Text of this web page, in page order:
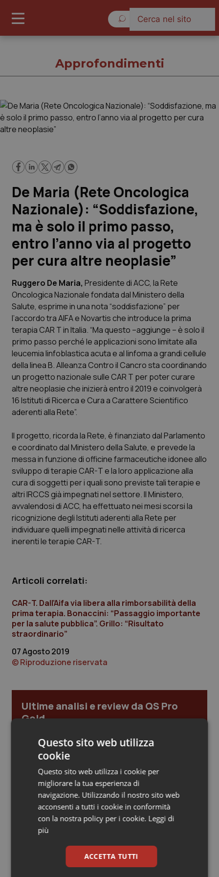
Governo e Parlamento
Regioni e Asl
Lavoro e Professioni
Scienza e Farmaci
Studi e Analisi
Lettere al direttore
Edizioni Regionali
QS Pro
Professionisti Sanitari.AI
Abruzzo
Calabria
Campania
Emilia-Romagna
Friuli Venezia Giulia
Lazio
Lombardia
Marche
Molise
Provincia Autonoma di Bolzano
Puglia
Sardegna
Toscana
QS Pro Gold
Asma & BPCO
Car-T
Colesterolo & coronaropatie
Dermatite Atopica
Diabete & glucometri
Dolore
Donna & Salute
Epatiti
Infezioni & Febbre
Malattie rare
Malattia di Crohn & Rettocolite Ulcerosa
Neuroscienze & patologie neurodegenerative
Obesità
QS Club Newsletter
Approfondimenti
De Maria (Rete Oncologica
Nazionale): “Soddisfazione,
ma è solo il primo passo,
entro l’anno via al progetto
per cura altre neoplasie”
Ruggero De Maria, Presidente di ACC, la Rete
Oncologica Nazionale fondata dal Ministero della
Salute, esprime in una nota “soddisfazione” per
l’accordo tra AIFA e Novartis che introduce la prima
terapia CAR T in Italia. “Ma questo –aggiunge – è solo il
primo passo perché le applicazioni sono limitate alla
leucemia linfoblastica acuta e al linfoma a grandi cellule
della linea B. Alleanza Contro il Cancro sta coordinando
un progetto nazionale sulle CAR T per poter curare
altre neoplasie che inizierà entro il 2019 e coinvolgerà
16 Istituti di Ricerca e Cura a Carattere Scientifico
aderenti alla Rete”.
Il progetto, ricorda la Rete, è finanziato dal Parlamento
e coordinato dal Ministero della Salute, e prevede la
messa in funzione di officine farmaceutiche idonee allo
sviluppo di terapie CAR-T e la loro applicazione alla
cura di soggetti per i quali sono previste tali terapie e
altri IRCCS già impegnati nel settore. Il Ministero,
avvalendosi di ACC, ha effettuato nei mesi scorsi la
ricognizione degli Istituti aderenti alla Rete per
individuare quelli impegnati nelle attività di ricerca
inerenti le terapie CAR-T.
Articoli correlati:
CAR-T. Dall’Aifa via libera alla rimborsabilità della
prima terapia. Bonaccini: “Passaggio importante
per la salute pubblica”. Grillo: “Risultato
straordinario”
07 Agosto 2019
© Riproduzione riservata
Ultime analisi e review da QS Pro
Gold
Cloud sanitario: infrastrutture,
compliance, GDPR e Risk management
Gestione dell'Ipertensione resistente:
dalle Linee Guida alle terapie innovative
modelli di responsabilità e autonomia
Questo sito web utilizza
cookie
Questo sito web utilizza i cookie per
migliorare la tua esperienza di
navigazione. Utilizzando il nostro sito web
acconsenti a tutti i cookie in conformità
con la nostra policy per i cookie. Leggi di
più
ACCETTA TUTTI